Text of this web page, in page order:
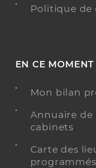
Politique
EN CE MOMENT
Mon bilan
Annuaire de
cabinets
Carte des
programmés